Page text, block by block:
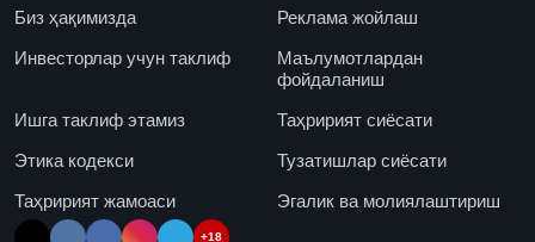
Биз ҳақимизда
Реклама жойлаш
Инвесторлар учун таклиф
Маълумотлардан
фойдаланиш
Ишга таклиф этамиз
Таҳририят сиёсати
Этика кодекси
Тузатишлар сиёсати
Таҳририят жамоаси
Эгалик ва молиялаштириш
+18